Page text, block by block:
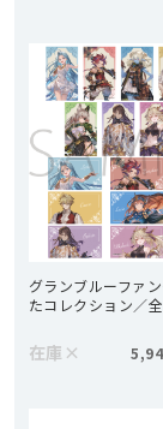
グランブルーファ
たコレクション／
在庫 ×